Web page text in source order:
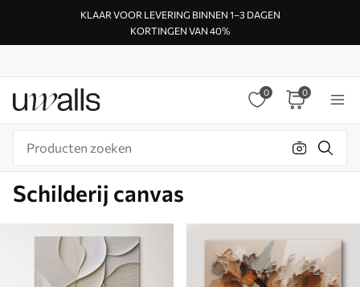
KLAAR VOOR LEVERING BINNEN 1–3 DAGEN
KORTINGEN VAN 40%
0 0
Schilderij canvas